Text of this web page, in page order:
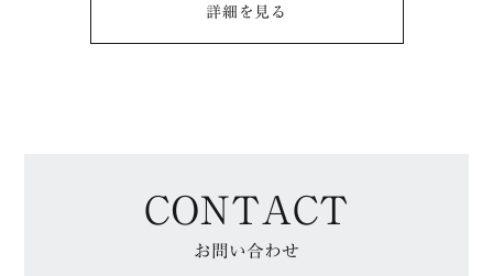
詳細を⾒る
CONTACT
お問い合わせ